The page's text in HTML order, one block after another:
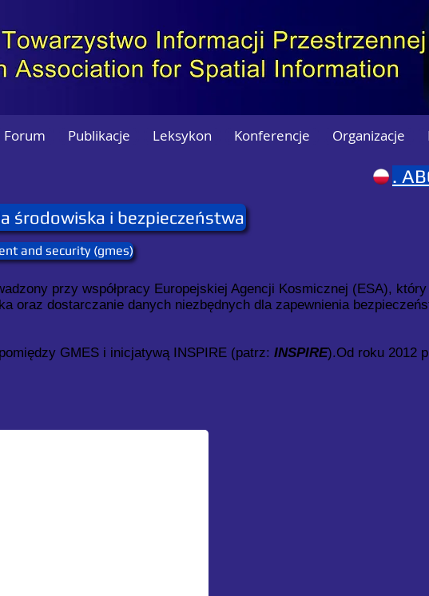
Forum Publikacje Leksykon Konferencje Organizacje
.
środowiska i bezpieczeństwa
and security (gmes)
przy współpracy Europejskiej Agencji Kosmicznej (ESA),
oraz dostarczanie danych niezbędnych dla zapewnienia
GMES i inicjatywą INSPIRE (patrz: INSPIRE).Od roku 2012